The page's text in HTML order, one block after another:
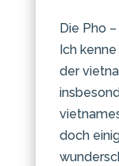
Die Pho
Ich
der
doch